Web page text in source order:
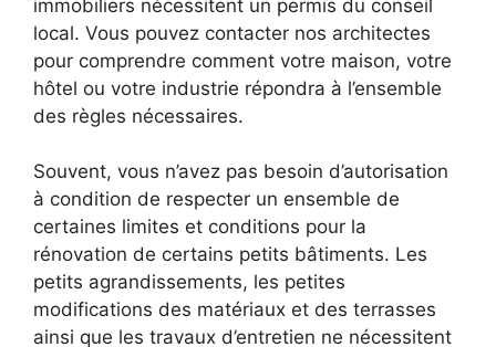
immobiliers nécessitent un permis du conseil
local. Vous pouvez contacter nos architectes
pour comprendre comment votre maison, votre
hôtel ou votre industrie répondra à l’ensemble
des règles nécessaires.
Souvent, vous n’avez pas besoin d’autorisation
à condition de respecter un ensemble de
certaines limites et conditions pour la
rénovation de certains petits bâtiments. Les
petits agrandissements, les petites
modifications des matériaux et des terrasses
ainsi que les travaux d’entretien ne nécessitent